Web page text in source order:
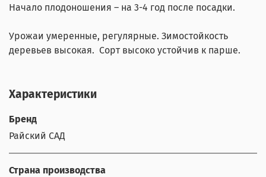
Начало плодоношения – на 3-4 год после посадки.
Урожаи умеренные, регулярные. Зимостойкость
деревьев высокая. Сорт высоко устойчив к парше.
Характеристики
Бренд
Райский САД
Страна производства